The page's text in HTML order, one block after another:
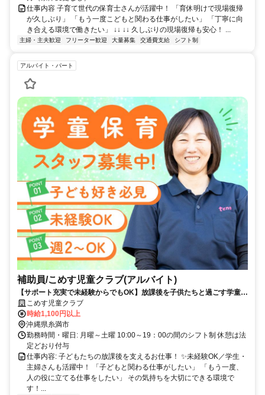
仕事内容 子育て世代の保育士さんが活躍中！ 「育休明けで現場復帰
が久しぶり」 「もう一度こどもと関わる仕事がしたい」 「丁寧に向
き合える環境で働きたい」 ↓↓ ↓↓ 久しぶりの現場復帰も安心！ ...
主婦・主夫歓迎 フリーター歓迎 大量募集 交通費支給 シフト制
アルバイト・パート
補助員/こめす児童クラブ(アルバイト)
【サポート充実で未経験からでもOK】放課後を子供たちと過ごす学童保
育のお仕事／髪色やネイルも自由です♪
こめす児童クラブ
時給1,100円以上
沖縄県糸満市
勤務時間・曜日: 月曜～土曜 10:00～19：00の間のシフト制 休憩は法
定どおり付与
仕事内容: 子どもたちの放課後を支えるお仕事！ ✨未経験OK／学生・
主婦さんも活躍中！ 「子どもと関わる仕事がしたい」 「もう一度、
人の役に立てる仕事をしたい」 その気持ちを大切にできる環境で
す！...